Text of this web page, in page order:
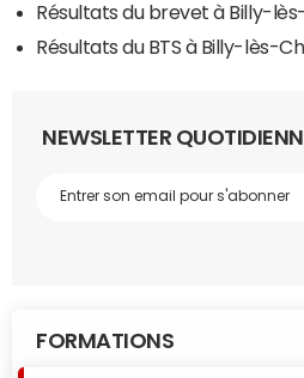
Résultats du brevet à Billy-
Résultats du BTS à Billy-lès-
NEWSLETTER
FORMATIONS